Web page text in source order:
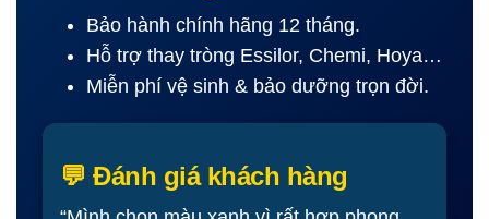
Bảo hành chính hãng 12 tháng.
Hỗ trợ thay tròng Essilor, Chemi, Hoya…
Miễn phí vệ sinh & bảo dưỡng trọn đời.
💬 Đánh giá khách hàng